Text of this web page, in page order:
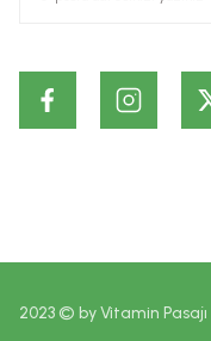
2023 © by Vitamin Pasajı